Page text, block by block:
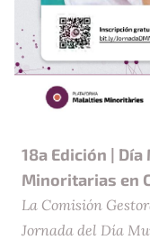
18a Edición |
Minoritarias en
La Comisión
Jornada del Día